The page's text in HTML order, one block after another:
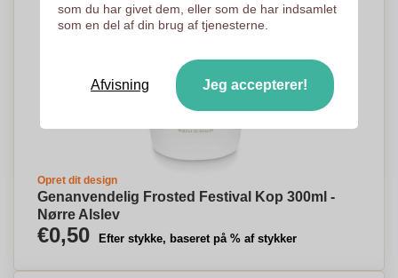
Opret dit design
Genanvendelig Frosted Festival Kop 300ml -
Nørre Alslev
€0,50 Efter stykke, baseret på % af stykker
som du har givet dem, eller som de har indsamlet
som en del af din brug af tjenesterne.
Afvisning Jeg accepterer!